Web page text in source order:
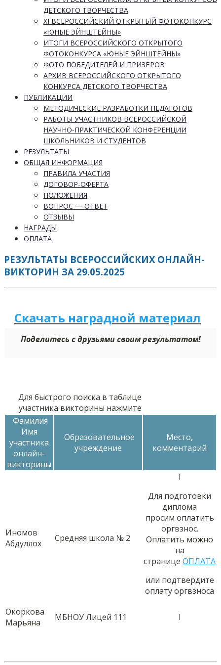
ДЕТСКОГО ТВОРЧЕСТВА
XI ВСЕРОССИЙСКИЙ ОТКРЫТЫЙ ФОТОКОНКУРС
«ЮНЫЕ ЭЙНШТЕЙНЫ»
ИТОГИ ВСЕРОССИЙСКОГО ОТКРЫТОГО
ФОТОКОНКУРСА «ЮНЫЕ ЭЙНШТЕЙНЫ»
ФОТО ПОБЕДИТЕЛЕЙ И ПРИЗЁРОВ
АРХИВ ВСЕРОССИЙСКОГО ОТКРЫТОГО
КОНКУРСА ДЕТСКОГО ТВОРЧЕСТВА
ПУБЛИКАЦИИ
МЕТОДИЧЕСКИЕ РАЗРАБОТКИ ПЕДАГОГОВ
РАБОТЫ УЧАСТНИКОВ ВСЕРОССИЙСКОЙ
НАУЧНО-ПРАКТИЧЕСКОЙ КОНФЕРЕНЦИИ
ШКОЛЬНИКОВ И СТУДЕНТОВ
РЕЗУЛЬТАТЫ
ОБЩАЯ ИНФОРМАЦИЯ
ПРАВИЛА УЧАСТИЯ
ДОГОВОР-ОФЕРТА
ПОЛОЖЕНИЯ
ВОПРОС — ОТВЕТ
ОТЗЫВЫ
НАГРАДЫ
ОПЛАТА
РЕЗУЛЬТАТЫ ВСЕРОССИЙСКИХ ОНЛАЙН-
ВИКТОРИН ЗА 29.05.2025
Скачать наградной материал
Поделитесь с друзьями своим результатом!
Для быстрого поиска в таблице
участника викторины нажмите
Фамилия
Имя
участника
онлайн-
викторины
Образовательное
учреждение
Место,
комментарий
Иномов
Абдуллох
Средняя школа № 2
I
Для подготовки
диплома
просим оплатить
оргвзнос.
Оплатить можно
на
странице ОПЛАТА
или подтвердите
оплату оргвзноса
Окоркова
Марьяна
МБНОУ Лицей 111 I